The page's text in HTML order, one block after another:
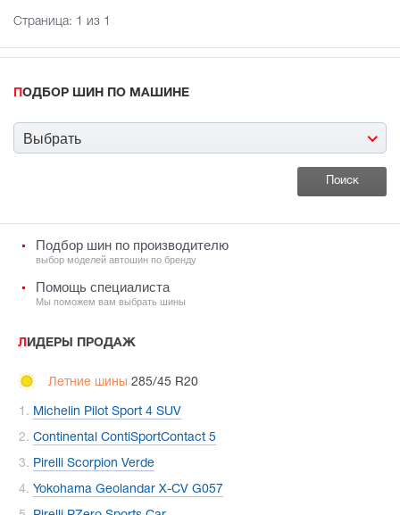
Страница: 1 из 1
ПОДБОР ШИН ПО МАШИНЕ
Выбрать
Подбор шин по производителю
выбор моделей автошин по бренду
Помощь специалиста
Мы поможем вам выбрать шины
ЛИДЕРЫ ПРОДАЖ
Летние шины 285/45 R20
Michelin Pilot Sport 4 SUV
Continental ContiSportContact 5
Pirelli Scorpion Verde
Yokohama Geolandar X-CV G057